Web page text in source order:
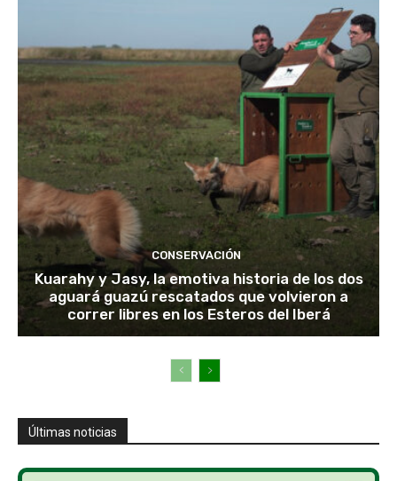
CONSERVACIÓN
Kuarahy y Jasy, la emotiva historia de los dos
aguará guazú rescatados que volvieron a
correr libres en los Esteros del Iberá
Últimas noticias